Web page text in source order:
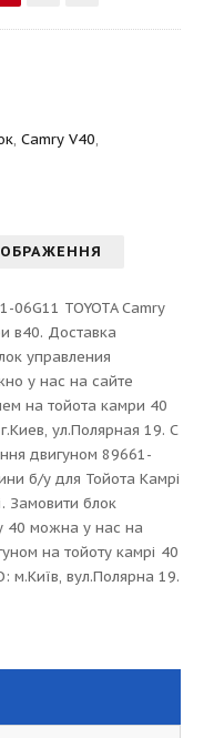
, Camry V40,
06G11 TOYOTA Camry
в40. Доставка
управления
у нас на сайте
на тойота камри 40
ул.Полярная 19. С
двигуном 89661-
б/у для Тойота Камрі
Замовити блок
40 можна у нас на
на тойоту камрі 40
м.Київ, вул.Полярна 19.